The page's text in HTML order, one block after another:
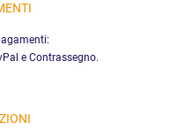
e Contrassegno.